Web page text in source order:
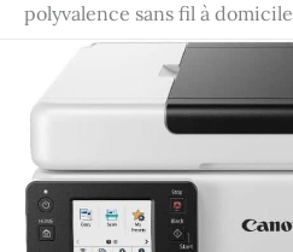
polyvalence sans fil à domicile